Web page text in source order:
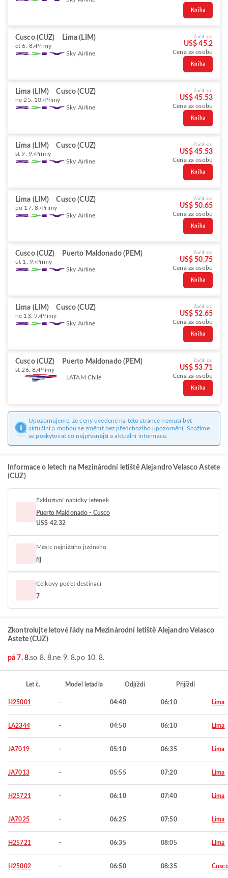
Kniha
Cusco (CUZ) Lima (LIM)
čt 6. 8. Přímý
Sky Airline
Začít od
US$ 45.2
Cena za osobu
Kniha
Lima (LIM) Cusco (CUZ)
ne 25. 10. Přímý
Sky Airline
Začít od
US$ 45.53
Cena za osobu
Kniha
Lima (LIM) Cusco (CUZ)
st 9. 9. Přímý
Sky Airline
Začít od
US$ 45.53
Cena za osobu
Kniha
Lima (LIM) Cusco (CUZ)
po 17. 8. Přímý
Sky Airline
Začít od
US$ 50.65
Cena za osobu
Kniha
Cusco (CUZ) Puerto Maldonado (PEM)
út 1. 9. Přímý
Sky Airline
Začít od
US$ 50.75
Cena za osobu
Kniha
Lima (LIM) Cusco (CUZ)
ne 13. 9. Přímý
Sky Airline
Začít od
US$ 52.65
Cena za osobu
Kniha
Cusco (CUZ) Puerto Maldonado (PEM)
st 26. 8. Přímý
LATAM Chile
Začít od
US$ 53.71
Cena za osobu
Kniha
Upozorňujeme, že ceny uvedené na této stránce nemusí být
aktuální a mohou se změnit bez předchozího upozornění. Snažíme
se poskytovat co nejpřesnější a aktuální informace.
Informace o letech na Mezinárodní letiště Alejandro Velasco Astete
(CUZ)
Exkluzivní nabídky letenek
Puerto Maldonado - Cusco
US$ 42.32
Měsíc nejnižšího jízdného
říj
Celkový počet destinací
7
Zkontrolujte letové řády na Mezinárodní letiště Alejandro Velasco
Astete (CUZ)
pá 7. 8.so 8. 8.ne 9. 8.po 10. 8.
Let č. Model letadla Odjíždí Přijíždí
H25001 - 04:40 06:10 Lima
LA2344 - 04:50 06:10 Lima
JA7019 - 05:10 06:35 Lima
JA7013 - 05:55 07:20 Lima
H25721 - 06:10 07:40 Lima
JA7025 - 06:25 07:50 Lima
H25721 - 06:35 08:05 Lima
H25002 - 06:50 08:35